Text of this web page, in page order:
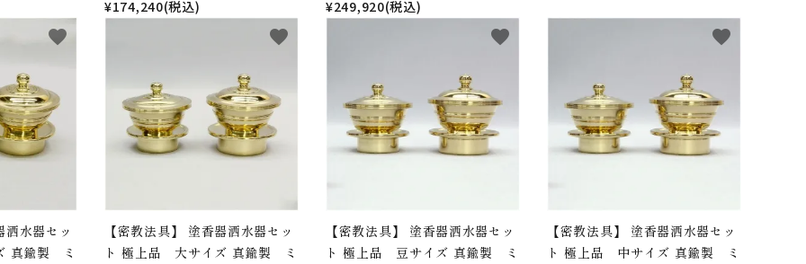
¥174,240(税込)
¥249,920(税込)
水器セッ
真鍮製 ミ
favorite
【密教法具】 塗香器洒水器セッ
ト 極上品 大サイズ 真鍮製 ミ
favorite
【密教法具】 塗香器洒水器セッ
ト 極上品 豆サイズ 真鍮製 ミ
favorite
【密教法具】 塗香器洒水器セッ
ト 極上品 中サイズ 真鍮製 ミ
favorite